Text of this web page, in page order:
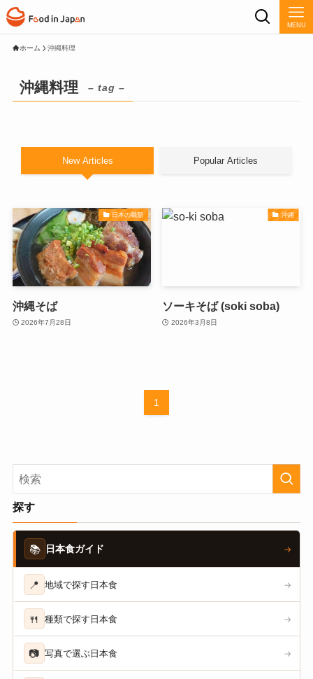
MENU
ホーム 沖縄料理
沖縄料理 – tag –
New Articles Popular Articles
日本の麺類
沖縄そば
2026年7月28日
沖縄
ソーキそば (soki soba)
2026年3月8日
1
探す
📚 日本食ガイド →
📍 地域で探す日本食 →
🍴 種類で探す日本食 →
📷 写真で選ぶ日本食 →